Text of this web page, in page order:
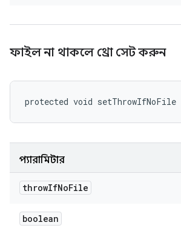
ফাইল না থাকলে থ্রো সেট করুন
protected void
প্যারামিটার
throwIfNoFile
boolean